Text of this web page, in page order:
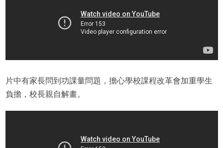
片中有家長問到功課量問題，擔心學校課程改革會加重學生
負擔，校長親自解畫。